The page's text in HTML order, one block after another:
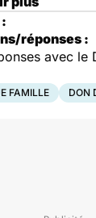
réponses :
avec le
FAMILLE DON